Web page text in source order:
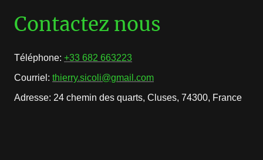
Contactez nous
Téléphone: +33 682 663223
Courriel: thierry.sicoli@gmail.com
Adresse: 24 chemin des quarts, Cluses, 74300, France